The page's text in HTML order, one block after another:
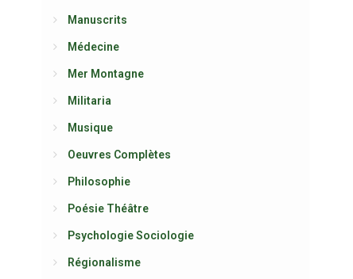
Manuscrits
Médecine
Mer Montagne
Militaria
Musique
Oeuvres Complètes
Philosophie
Poésie Théâtre
Psychologie Sociologie
Régionalisme